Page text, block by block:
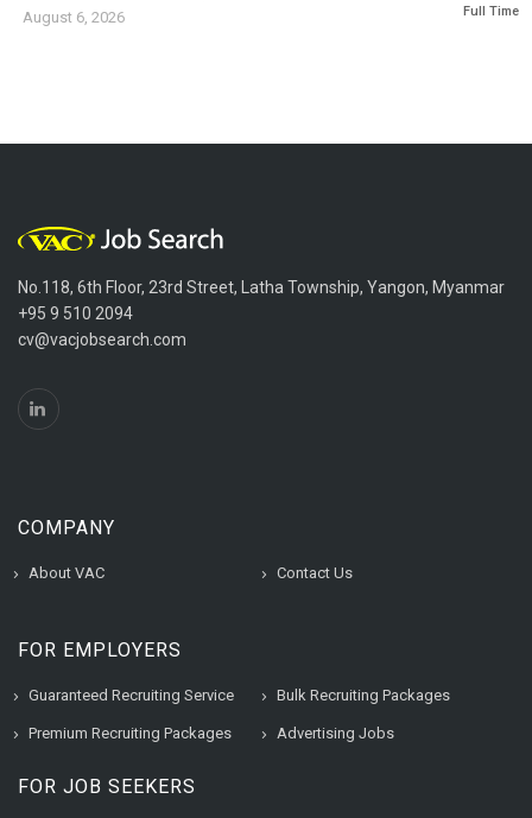
August 6, 2026 Full Time
No.118, 6th Floor, 23rd Street, Latha Township, Yangon, Myanmar
+95 9 510 2094
cv@vacjobsearch.com
COMPANY
About VAC Contact Us
FOR EMPLOYERS
Guaranteed Recruiting Service Bulk Recruiting Packages
Premium Recruiting Packages Advertising Jobs
FOR JOB SEEKERS